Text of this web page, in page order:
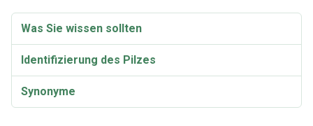
Was Sie wissen sollten
Identifizierung des Pilzes
Synonyme